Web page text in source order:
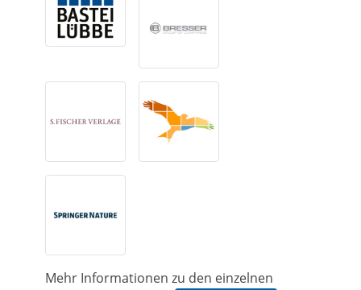
Mehr Informationen zu den einzelnen